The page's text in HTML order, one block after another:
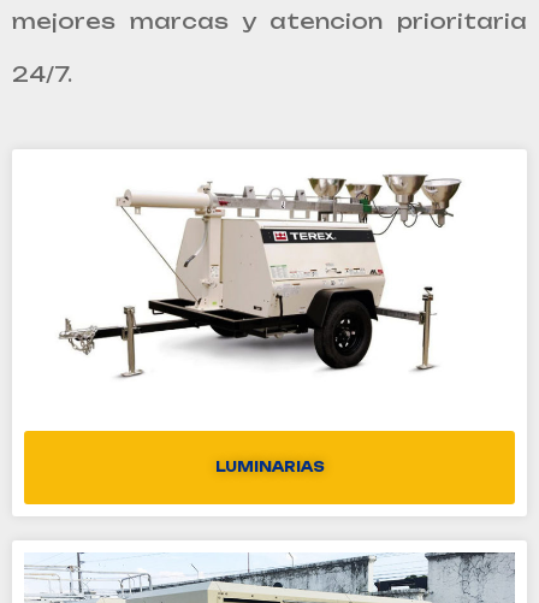
mejores marcas y atencion prioritaria
24/7.
LUMINARIAS